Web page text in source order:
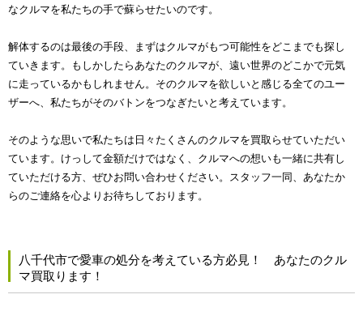
なクルマを私たちの手で蘇らせたいのです。
解体するのは最後の手段、まずはクルマがもつ可能性をどこまでも探し
ていきます。もしかしたらあなたのクルマが、遠い世界のどこかで元気
に走っているかもしれません。そのクルマを欲しいと感じる全てのユー
ザーへ、私たちがそのバトンをつなぎたいと考えています。
そのような思いで私たちは日々たくさんのクルマを買取らせていただい
ています。けっして金額だけではなく、クルマへの想いも一緒に共有し
ていただける方、ぜひお問い合わせください。スタッフ一同、あなたか
らのご連絡を心よりお待ちしております。
八千代市で愛車の処分を考えている方必見！ あなたのクル
マ買取ります！